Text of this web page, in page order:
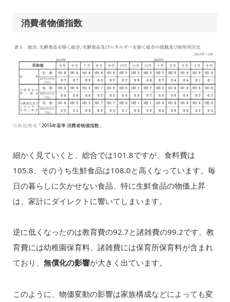
消費者物価指数
出典:総務省「2015年基準 消費者物価指数」
細かく見ていくと、総合では101.8ですが、食料費は
105.8、そのうち生鮮食品は108.0と高くなっています。毎
日の暮らしに欠かせない食品、特に生鮮食品の物価上昇
は、家計にダイレクトに響いてしまいます。
逆に低くなったのは教育費の92.7と諸雑費の99.2です。教
育費には幼稚園保育料、諸雑費には保育所保育料が含まれ
ており、 無償化の影響が大きく出ています。
このように、物価変動の影響は家族構成などによっても変